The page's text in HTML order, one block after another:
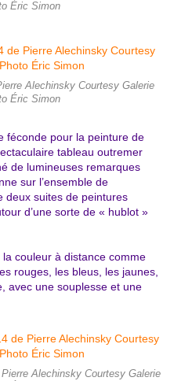
Éric Simon
Alechinsky Courtesy Galerie
Éric Simon
féconde pour la peinture de
tableau outremer
de lumineuses remarques
sur l’ensemble de
deux suites de peintures
d’une sorte de « hublot »
la couleur à distance comme
rouges, les bleus, les jaunes,
avec une souplesse et une
Alechinsky Courtesy Galerie